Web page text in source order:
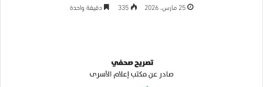
25 مارس، 2026 335 دقيقة واحدة